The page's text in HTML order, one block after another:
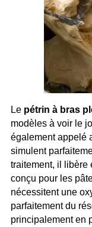
Le pétrin à bras
modèles à voir le
également appelé
simulent
traitement, il libère
conçu pour les
nécessitent une
parfaitement du
principalement en